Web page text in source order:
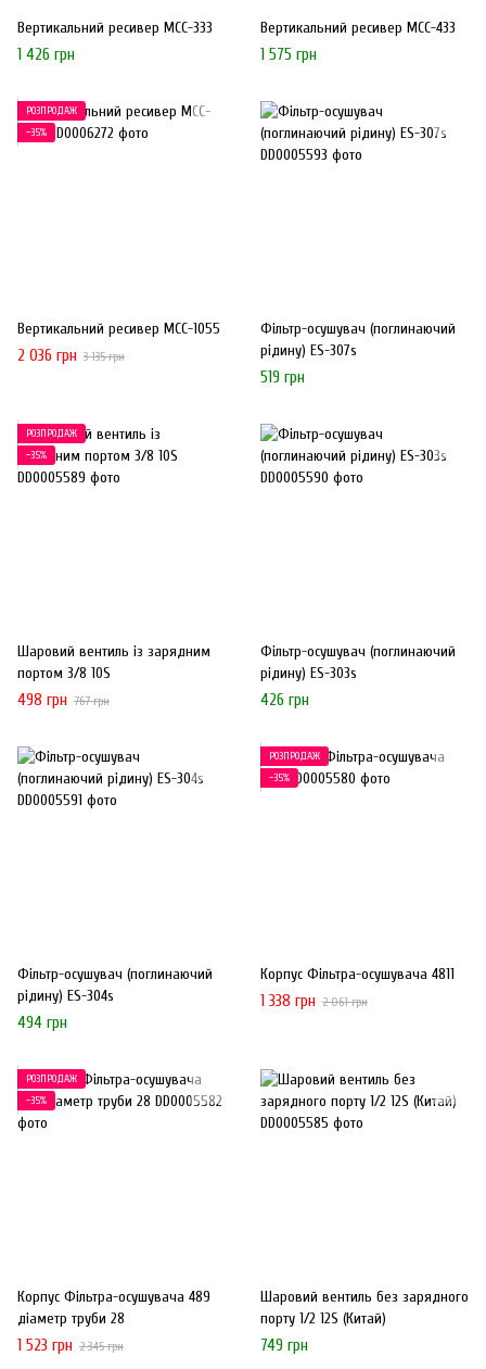
Вертикальний ресивер MCC-333
1 426 грн
Вертикальний ресивер MCC-433
1 575 грн
РОЗПРОДАЖ
−35%
Вертикальний ресивер MCC-1055
2 036 грн 3 135 грн
Фільтр-осушувач (поглинаючий
рідину) ES-307s
519 грн
РОЗПРОДАЖ
−35%
Шаровий вентиль із зарядним
портом 3/8 10S
498 грн 767 грн
Фільтр-осушувач (поглинаючий
рідину) ES-303s
426 грн
Фільтр-осушувач (поглинаючий
рідину) ES-304s
494 грн
РОЗПРОДАЖ
−35%
Корпус Фільтра-осушувача 4811
1 338 грн 2 061 грн
РОЗПРОДАЖ
−35%
Корпус Фільтра-осушувача 489
діаметр труби 28
1 523 грн 2 345 грн
Шаровий вентиль без зарядного
порту 1/2 12S (Китай)
749 грн